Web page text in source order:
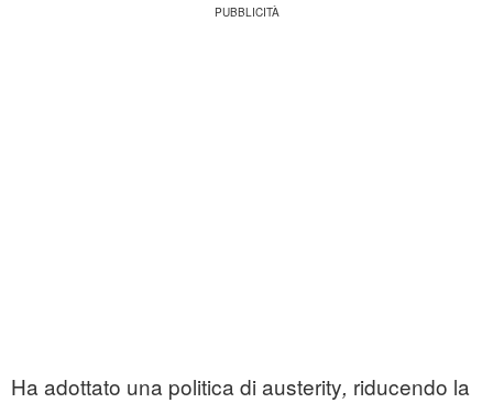
Ha adottato una politica di austerity, riducendo la